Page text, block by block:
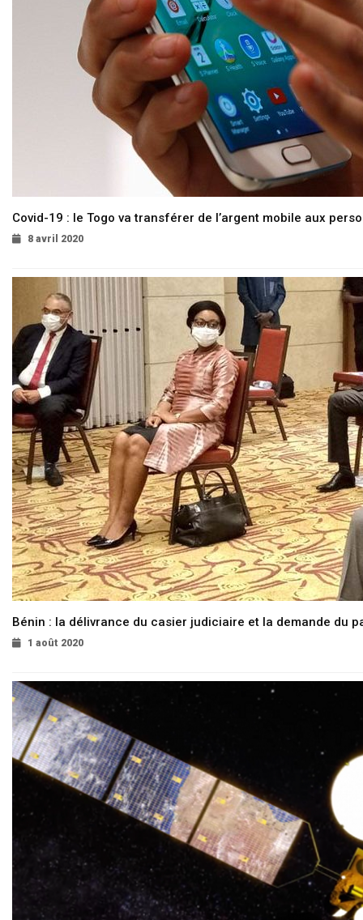
Covid-19 : le Togo va transférer de l’argent mobile aux
8 avril 2020
Bénin : la délivrance du casier judiciaire et la demande du
1 août 2020